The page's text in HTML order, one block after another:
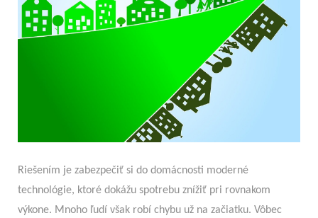
Riešením je zabezpečiť si do domácnosti moderné
technológie, ktoré dokážu spotrebu znížiť pri rovnakom
výkone. Mnoho ľudí však robí chybu už na začiatku. Vôbec